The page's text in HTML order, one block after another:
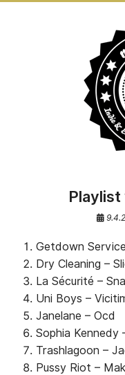
Playlist
Getdown
Dry Cleaning –
La Sécurité –
Uni Boys –
Janelane – Ocd
Sophia Kennedy
Trashlagoon –
Pussy Riot –